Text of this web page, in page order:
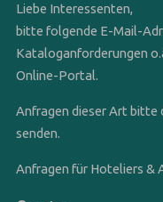
Liebe Interessenten,
bitte folgende E-Mail-
Kataloganforderungen
Online-Portal.
Anfragen dieser Art bitte
senden.
Anfragen für Hoteliers &